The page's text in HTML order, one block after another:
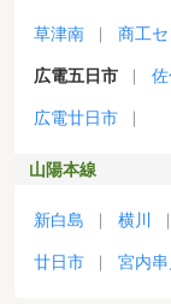
草津南 商工
広電五日市
広電廿日市
山陽本線
新白島 横川
廿日市 宮内串